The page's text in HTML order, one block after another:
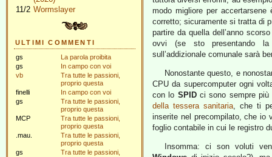
11/2 Wormslayer
ULTIMI COMMENTI
gs
La parola proibita
gs
In campo con voi
vb
Tra tutte le passioni,
proprio questa
finelli
In campo con voi
gs
Tra tutte le passioni,
proprio questa
MCP
Tra tutte le passioni,
proprio questa
.mau.
Tra tutte le passioni,
proprio questa
gs
Tra tutte le passioni,
modo migliore per
corretto; sicuramente si tratta di
partire da quella dell’anno
ovvi (se sto presentando la
sull’addizionale comunale sarà
Nonostante questo, e
CPU da supercomputer ogni
con lo SPIDci sono sempre più
della tessera sanitaria, che ti
inserite nel precompilato, che io
foglio contabile in cui le registro
Insomma: ci son voluti